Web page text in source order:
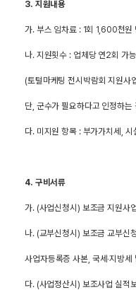
3. 지원내용
가. 부스 임차료 : 1회 1,600천원
나. 지원횟수 : 업체당 연2회 가능
(토털마케팅 전시박람회 지원사
단, 군수가 필요하다고 인정하는
다. 미지원 항목 : 부가가치세,
4. 구비서류
가. (사업신청시) 보조금 지원사
나. (교부신청시) 보조금 교부신
사업자등록증 사본, 국세‧지방세
다. (사업정산시) 보조사업 실적